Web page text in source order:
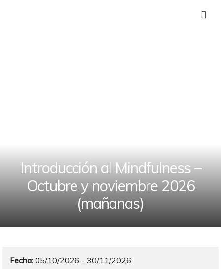
Introducción al Mindfulness –
Octubre y noviembre 2026
(mañanas)
Fecha: 05/10/2026 - 30/11/2026